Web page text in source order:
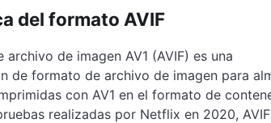
del formato AVIF
archivo de imagen AV1 (AVIF) es una
de formato de archivo de imagen para
con AV1 en el formato de
realizadas por Netflix en 2020,